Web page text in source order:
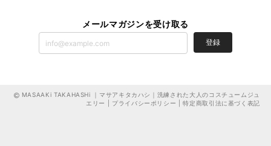
メールマガジンを受け取る
登録
MASAAKi TAKAHASHi ｜マサアキタカハシ｜洗練された大人のコスチュームジュ
エリー | プライバシーポリシー |特定商取引法に基づく表記